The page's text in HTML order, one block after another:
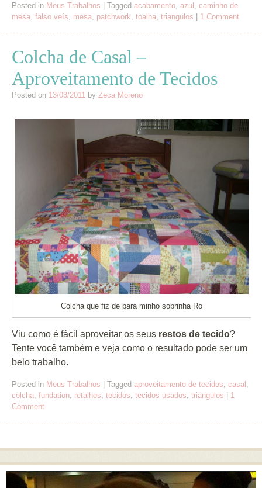
Posted in Meus Trabalhos | Tagged acabamento azul caminho de
mesa falso veís mesa patchwork toalha triangulos | 1 Comment
Colcha de Casal –
Aproveitamento de Tecidos
Posted on 13/03/2011 by Zeca Moreno
Colcha que fiz de para minho sobrinha Ro
Viu como é fácil aproveitar os seus restos de tecido?
Tente você também e veja como o resultado pode ser um
belo trabalho.
Posted in Meus Trabalhos Tagged aproveitamento de tecidos, casal ,
colcha, fundation, retalhos, tecidos, tecidos usados, triangulos
1
Comment
Post navigation